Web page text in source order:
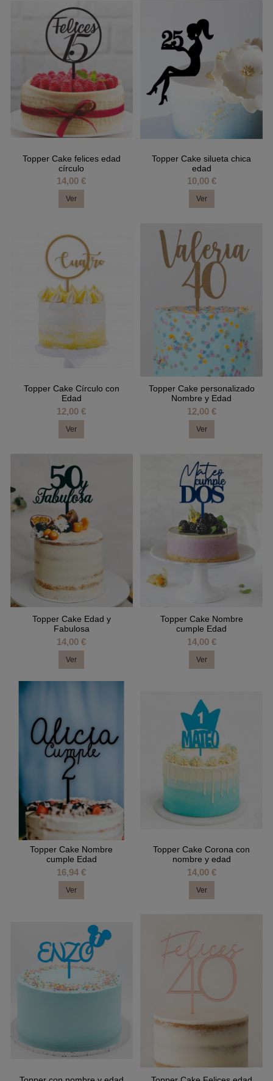
Topper Cake felices edad
círculo
14,00 €
Ver
Topper Cake silueta chica
edad
10,00 €
Ver
Topper Cake Círculo con
Edad
12,00 €
Ver
Topper Cake personalizado
Nombre y Edad
12,00 €
Ver
Topper Cake Edad y
Fabulosa
14,00 €
Ver
Topper Cake Nombre
cumple Edad
14,00 €
Ver
Topper Cake Nombre
cumple Edad
16,94 €
Ver
Topper Cake Corona con
nombre y edad
14,00 €
Ver